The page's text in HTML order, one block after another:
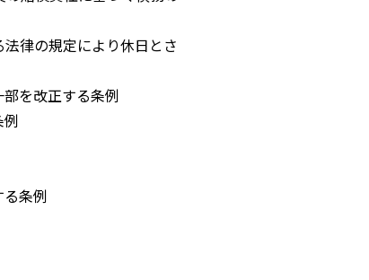
律の規定により休日とさ
を改正する条例
条例